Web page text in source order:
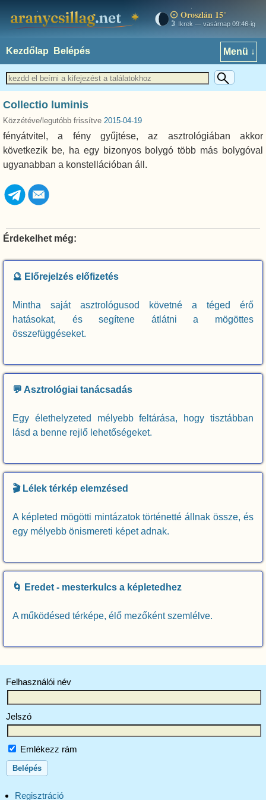
aranycsillag.net Oroszlán 15°
Ikrek — vasárnap 09:46-ig
Kezdőlap Belépés Menü ↓
Collectio luminis
Közzétéve/legutóbb frissítve 2015-04-19
fényátvitel, a fény gyűjtése, az asztrológiában akkor
következik be, ha egy bizonyos bolygó több más bolygóval
ugyanabban a konstellációban áll.
Érdekelhet még:
🔮 Előrejelzés előfizetés
Mintha saját asztrológusod követné a téged érő
hatásokat, és segítene átlátni a mögöttes
összefüggéseket.
💬 Asztrológiai tanácsadás
Egy élethelyzeted mélyebb feltárása, hogy tisztábban
lásd a benne rejlő lehetőségeket.
🎬 Lélek térkép elemzésed
A képleted mögötti mintázatok történetté állnak össze, és
egy mélyebb önismereti képet adnak.
🌀 Eredet - mesterkulcs a képletedhez
A működésed térképe, élő mezőként szemlélve.
Felhasználói név
Jelszó
Emlékezz rám
Regisztráció